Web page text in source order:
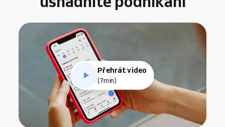
Přehrát video
(7min)